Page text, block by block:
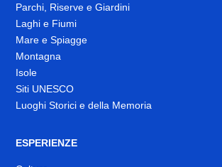
Parchi, Riserve e Giardini
Laghi e Fiumi
Mare e Spiagge
Montagna
Isole
Siti UNESCO
Luoghi Storici e della Memoria
ESPERIENZE